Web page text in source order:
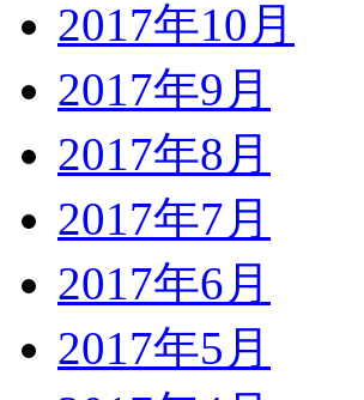
2017年10月
2017年9月
2017年8月
2017年7月
2017年6月
2017年5月